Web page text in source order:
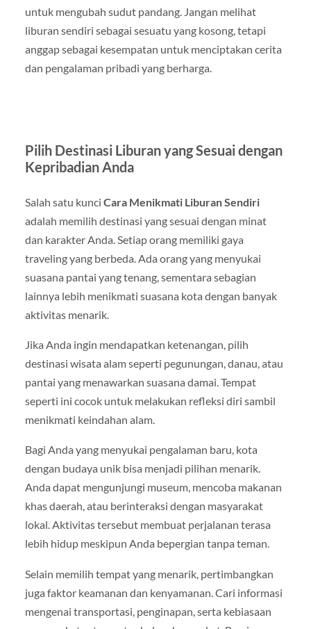
untuk mengubah sudut pandang. Jangan melihat
liburan sendiri sebagai sesuatu yang kosong, tetapi
anggap sebagai kesempatan untuk menciptakan cerita
dan pengalaman pribadi yang berharga.
Pilih Destinasi Liburan yang Sesuai dengan
Kepribadian Anda
Salah satu kunci Cara Menikmati Liburan Sendiri
adalah memilih destinasi yang sesuai dengan minat
dan karakter Anda. Setiap orang memiliki gaya
traveling yang berbeda. Ada orang yang menyukai
suasana pantai yang tenang, sementara sebagian
lainnya lebih menikmati suasana kota dengan banyak
aktivitas menarik.
Jika Anda ingin mendapatkan ketenangan, pilih
destinasi wisata alam seperti pegunungan, danau, atau
pantai yang menawarkan suasana damai. Tempat
seperti ini cocok untuk melakukan refleksi diri sambil
menikmati keindahan alam.
Bagi Anda yang menyukai pengalaman baru, kota
dengan budaya unik bisa menjadi pilihan menarik.
Anda dapat mengunjungi museum, mencoba makanan
khas daerah, atau berinteraksi dengan masyarakat
lokal. Aktivitas tersebut membuat perjalanan terasa
lebih hidup meskipun Anda bepergian tanpa teman.
Selain memilih tempat yang menarik, pertimbangkan
juga faktor keamanan dan kenyamanan. Cari informasi
mengenai transportasi, penginapan, serta kebiasaan